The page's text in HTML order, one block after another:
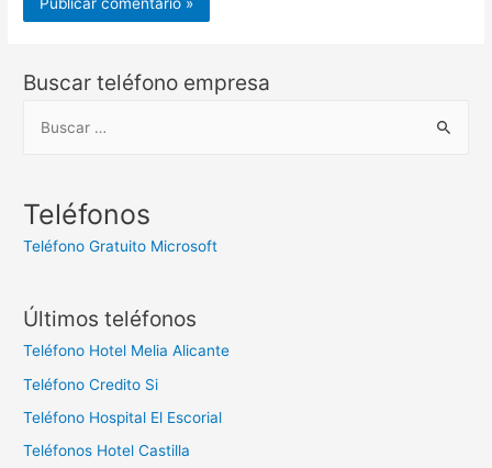
Buscar teléfono empresa
c
Teléfonos
Teléfono Gratuito Microsoft
Últimos teléfonos
Teléfono Hotel Melia Alicante
Teléfono Credito Si
Teléfono Hospital El Escorial
Teléfonos Hotel Castilla